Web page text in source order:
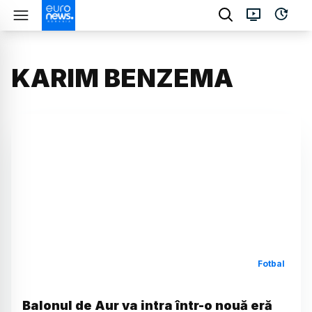
KARIM BENZEMA
Fotbal
Balonul de Aur va intra într-o nouă eră